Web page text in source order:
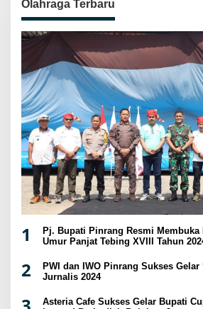
Olahraga Terbaru
1
Pj. Bupati Pinrang Resmi
Umur Panjat Tebing XVIII Tahun
2
PWI dan IWO Pinrang Sukses Gelar
Jurnalis 2024
Asteria Cafe Sukses Gelar Bupati